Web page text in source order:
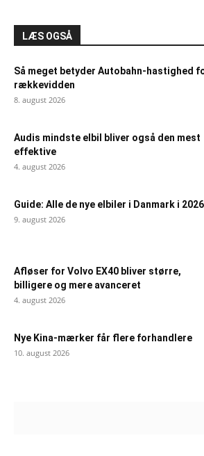
LÆS OGSÅ
Så meget betyder Autobahn-hastighed
rækkevidden
8. august 2026
Audis mindste elbil bliver også den mest
effektive
4. august 2026
Guide: Alle de nye elbiler i Danmark i 2026
9. august 2026
Afløser for Volvo EX40 bliver større,
billigere og mere avanceret
4. august 2026
Nye Kina-mærker får flere forhandlere
10. august 2026